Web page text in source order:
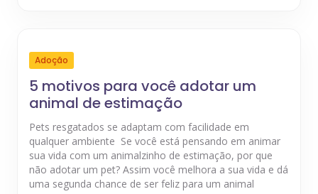
Adoção
5 motivos para você adotar um
animal de estimação
Pets resgatados se adaptam com facilidade em
qualquer ambiente Se você está pensando em animar
sua vida com um animalzinho de estimação, por que
não adotar um pet? Assim você melhora a sua vida e dá
uma segunda chance de ser feliz para um animal